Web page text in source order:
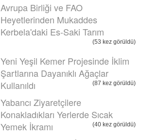
Avrupa Birliği ve FAO
Heyetlerinden Mukaddes
Kerbela'daki Es-Saki Tarım
(53 kez görüldü)
Yeni Yeşil Kemer Projesinde İklim
Şartlarına Dayanıklı Ağaçlar
Kullanıldı
(87 kez görüldü)
Yabancı Ziyaretçilere
Konakladıkları Yerlerde Sıcak
Yemek İkramı
(40 kez görüldü)